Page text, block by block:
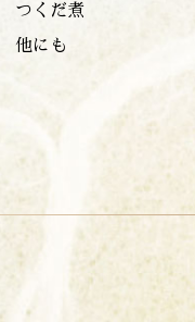
つくだ煮
他にも